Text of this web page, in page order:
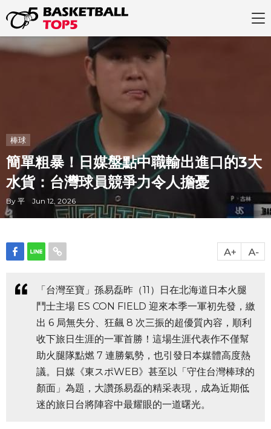
棒球
簡單粗暴！日媒盤點中職輸出進口的3大
水貨：台灣球員競爭力令人擔憂
By 平 Jun 12, 2026
「台灣至寶」孫易磊昨（11）日在北海道日本火腿
鬥士主場 ES CON FIELD 迎來本季一軍初先發，繳
出 6 局無失分、狂飆 8 次三振的超優質內容，順利
收下旅日生涯的一軍首勝！這場生涯代表作不僅幫
助火腿隊點燃 7 連勝氣勢，也引發日本媒體高度熱
議。日媒《東スポWEB》甚至以「守住台灣棒球的
顏面」為題，大讚孫易磊的精采表現，成為近期低
迷的旅日台將陣容中最耀眼的一道曙光。